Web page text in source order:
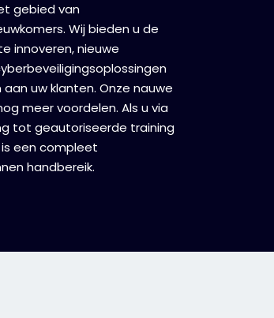
gebied van
Wij bieden u de
innoveren, nieuwe
uw klanten. Onze nauwe
meer voordelen. Als u via
tot geautoriseerde training
een compleet
handbereik.